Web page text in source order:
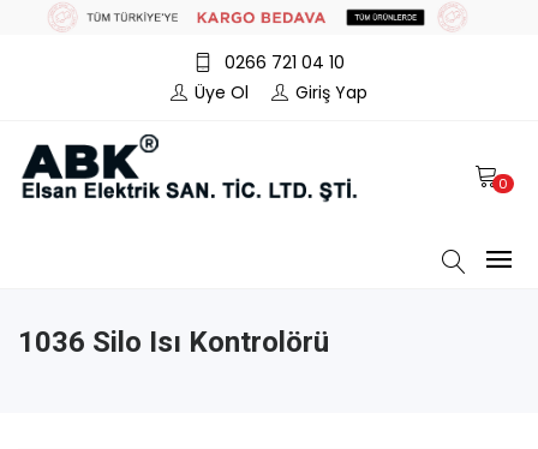
0266 721 04 10
Üye Ol
Giriş Yap
0
1036 Silo Isı Kontrolörü